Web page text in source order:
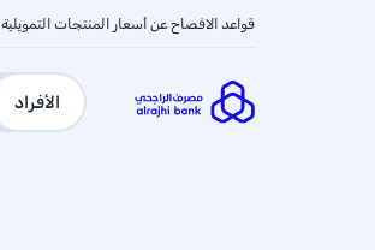
قواعد الافصاح عن أسعار المنتجات التمويلية
الأفراد